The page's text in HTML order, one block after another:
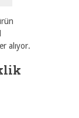
alıyor.